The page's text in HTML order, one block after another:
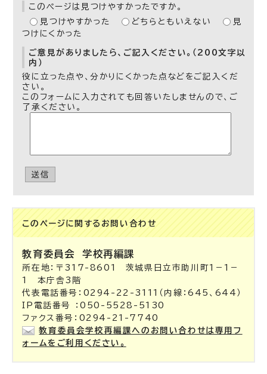
このページは見つけやすかったですか。
見つけやすかった
どちらともいえない
見
つけにくかった
ご意見がありましたら、ご記入ください。（200文字以
内）
役に立った点や、分かりにくかった点などをご記入くだ
さい。
このフォームに入力されても回答いたしませんので、ご
了承ください。
送信
このページに関する お問い合わせ
教育委員会学校再編課
所在地：〒317-8601 茨城県日立市助川町1－1－
1 本庁舎3階
代表電話番号：0294-22-3111（内線：645、644）
IP電話番号 ：050-5528-5130
ファクス番号：0294-21-7740
教育委員会学校再編課へのお問い合わせは専用フ
ォームをご利用ください。